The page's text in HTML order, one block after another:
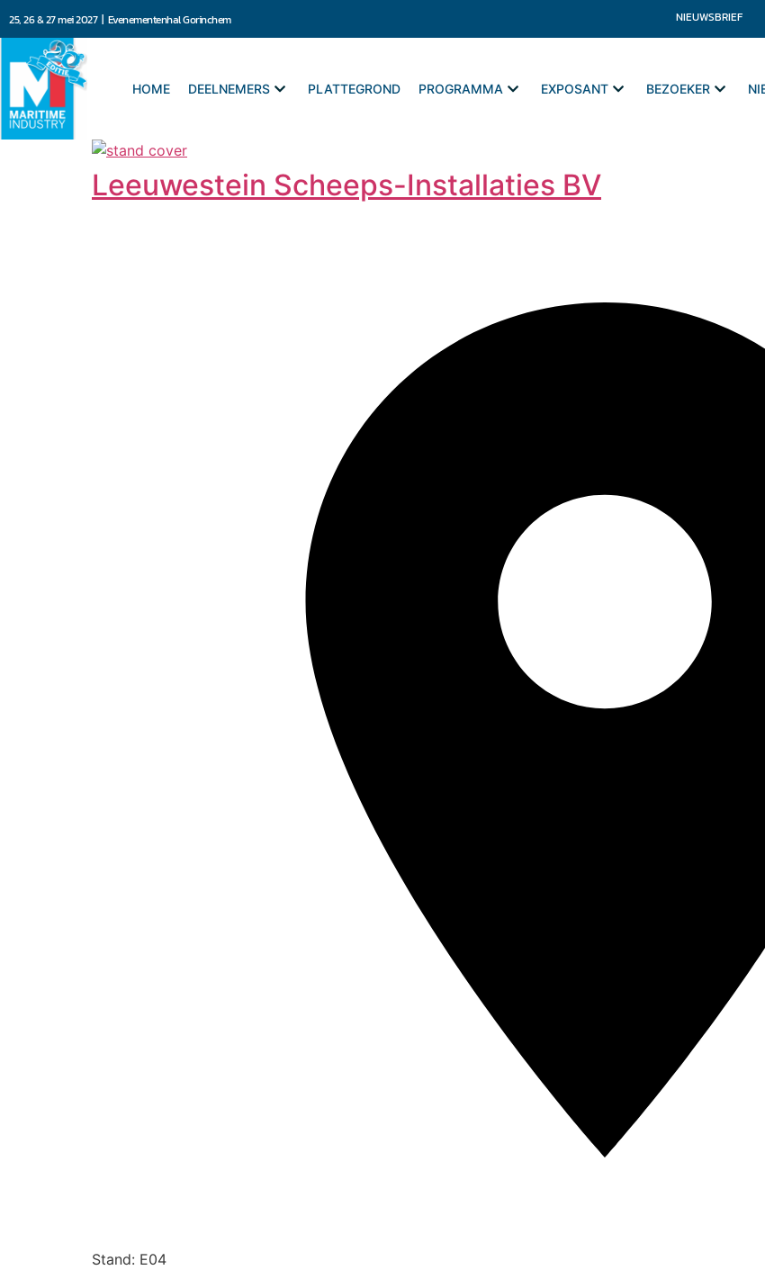
25, 26 & 27 mei 2027 | Evenementenhal Gorinchem NIEUWSBRIEF
HOME DEELNEMERS PLATTEGROND PROGRAMMA EXPOSANT BEZOEKER
Leeuwestein Scheeps-Installaties BV
Stand: E04